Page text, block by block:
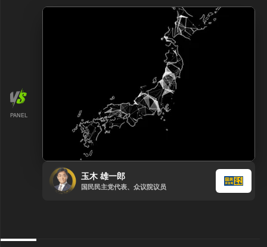
PANEL
玉木 雄一郎
国民民主党代表、众议院议员